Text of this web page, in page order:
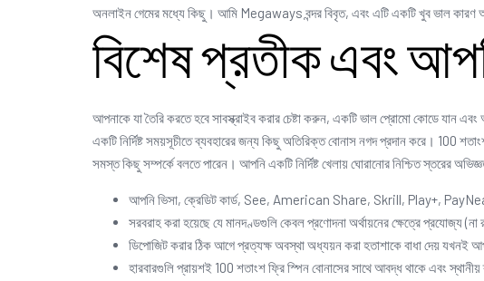
অনলাইন গেমের মধ্যে কিছু। আমি Megaways বন্দর বিবৃত, এবং এটি একটি খুব ভাল কারণ
বিশেষ প্রতীক এবং
আপনাকে যা তৈরি করতে হবে সাবস্ক্রাইব করার চেষ্টা করুন, একটি ভাল প্রোমো কোডে
একটি নির্দিষ্ট সময়সূচীতে ব্যবহারের জন্য কিছু অতিরিক্ত বোনাস নগদ প্রদান করে। 100
সমস্ত কিছু সম্পর্কে বলতে পারেন। আপনি একটি নির্দিষ্ট খেলায় ঘোরানোর নিশ্চিত স্তরের
আপনি ভিসা, ক্রেডিট কার্ড, See, American Share, Skrill, Play+,
সরবরাহ করা হয়েছে যে মানদণ্ডগুলি কেবল প্রণোদনা অর্থায়নের ক্ষেত্রে প্রযোজ্য
ডিপোজিট করার ঠিক আগে প্রত্যক্ষ অবস্থা অধ্যয়ন করা হতাশাকে বাধা দেয় যখনই
হারবারগুলি প্রায়শই 100 শতাংশ ফ্রি স্পিন বোনাসের সাথে আবদ্ধ থাকে এবং